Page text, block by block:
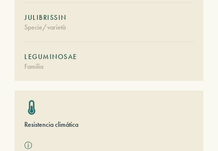
JULIBRISSIN
Specie/varietà
LEGUMINOSAE
Familia
Resistencia climática
ⓘ